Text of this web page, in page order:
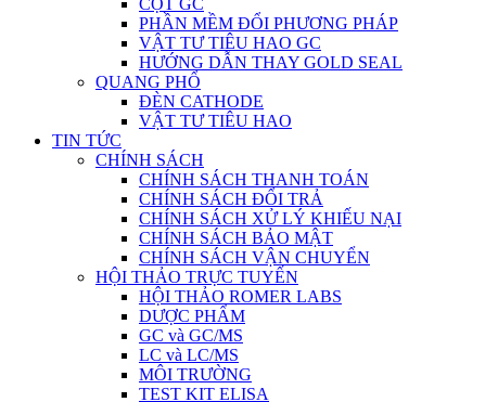
CỘT GC
PHẦN MỀM ĐỔI PHƯƠNG PHÁP
VẬT TƯ TIÊU HAO GC
HƯỚNG DẪN THAY GOLD SEAL
QUANG PHỔ
ĐÈN CATHODE
VẬT TƯ TIÊU HAO
TIN TỨC
CHÍNH SÁCH
CHÍNH SÁCH THANH TOÁN
CHÍNH SÁCH ĐỔI TRẢ
CHÍNH SÁCH XỬ LÝ KHIẾU NẠI
CHÍNH SÁCH BẢO MẬT
CHÍNH SÁCH VẬN CHUYỂN
HỘI THẢO TRỰC TUYẾN
HỘI THẢO ROMER LABS
DƯỢC PHẨM
GC và GC/MS
LC và LC/MS
MÔI TRƯỜNG
TEST KIT ELISA